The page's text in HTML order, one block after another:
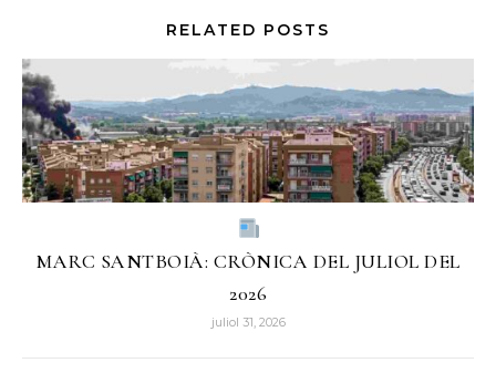
RELATED POSTS
MARC SANTBOIÀ: CRÒNICA DEL JULIOL DEL
2026
juliol 31, 2026